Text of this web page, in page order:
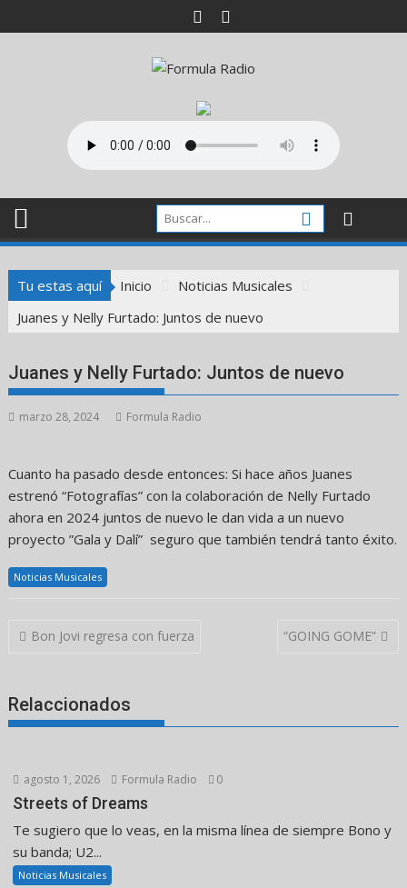
al
Tu estas aquí Inicio
Noticias Musicales
Juanes y Nelly Furtado: Juntos de nuevo
Juanes y Nelly Furtado: Juntos de nuevo
marzo 28, 2024 Formula Radio
Cuanto ha pasado desde entonces: Si hace años Juanes
estrenó “Fotografías” con la colaboración de Nelly Furtado
ahora en 2024 juntos de nuevo le dan vida a un nuevo
proyecto ”Gala y Dalí” seguro que también tendrá tanto éxito.
Noticias Musicales
Navegación
Bon Jovi regresa con fuerza “GOING GOME”
Relaccionados
agosto 1, 2026 Formula Radio 0
Streets of Dreams
Te sugiero que lo veas, en la misma línea de siempre Bono y
su banda; U2...
Noticias Musicales